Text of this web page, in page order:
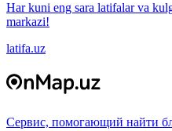
Har kuni eng sara latifalar va
markazi!
latifa.uz
Сервис, помогающий найти